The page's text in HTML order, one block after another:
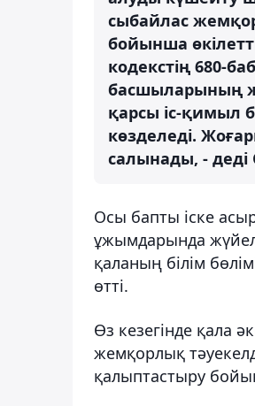
сыбайлас
бойынша
кодекстің 680-
басшыларының
қарсы іс-қимыл
көзделеді.
салынады, -
Осы бапты іске
ұжымдарында
қаланың білім
өтті.
Өз кезегінде қала
жемқорлық
қалыптастыру